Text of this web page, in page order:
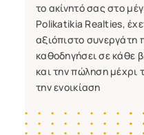
το ακίνητό σας στο
Polikatikia Realties,
αξιόπιστο συνεργάτη
καθοδηγήσει σε κάθε
και την πώληση μέχρι
την ενοικίαση